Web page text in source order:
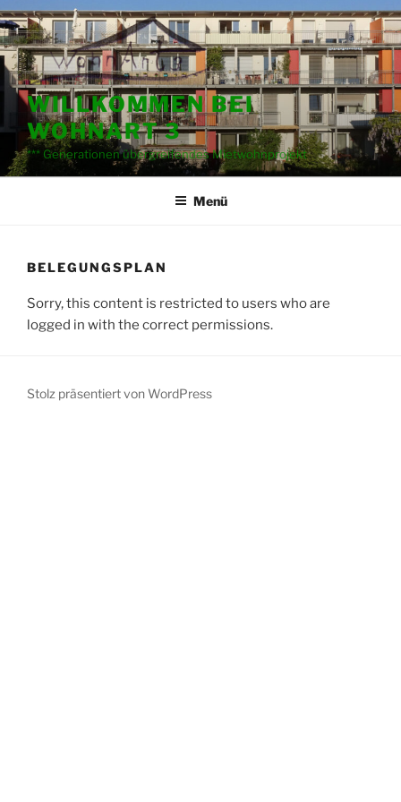
Zum
Inhalt
springen
WILLKOMMEN BEI
WOHNART 3
*** Generationen übergreifendes Mietwohnprojekt
Menü
BELEGUNGSPLAN
Sorry, this content is restricted to users who are
logged in with the correct permissions.
Stolz präsentiert von WordPress